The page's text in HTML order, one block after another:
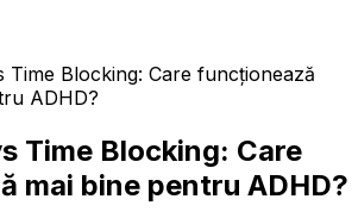
Time Blocking: Care funcționează
ADHD?
Time Blocking: Care
mai bine pentru ADHD?